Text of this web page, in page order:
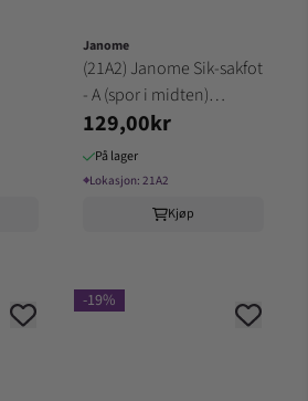
Janome
(21A2) Janome Sik-sakfot
- A (spor i midten)
Janome Standard A
129,00kr
På lager
⌖Lokasjon: 21A2
Kjøp
-19%